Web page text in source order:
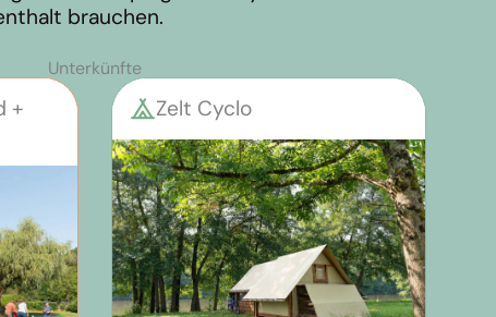
brauchen.
Unterkünfte
+
Zelt Cyclo